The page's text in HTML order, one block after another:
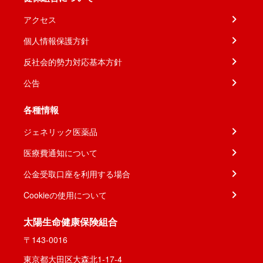
アクセス
個人情報保護方針
反社会的勢力対応基本方針
公告
各種情報
ジェネリック医薬品
医療費通知について
公金受取口座を利用する場合
Cookieの使用について
太陽生命健康保険組合
〒143-0016
東京都大田区大森北1-17-4